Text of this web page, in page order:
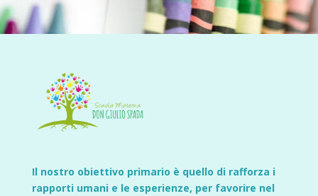
Il nostro obiettivo primario è quello di rafforza i
rapporti umani e le esperienze, per favorire nel